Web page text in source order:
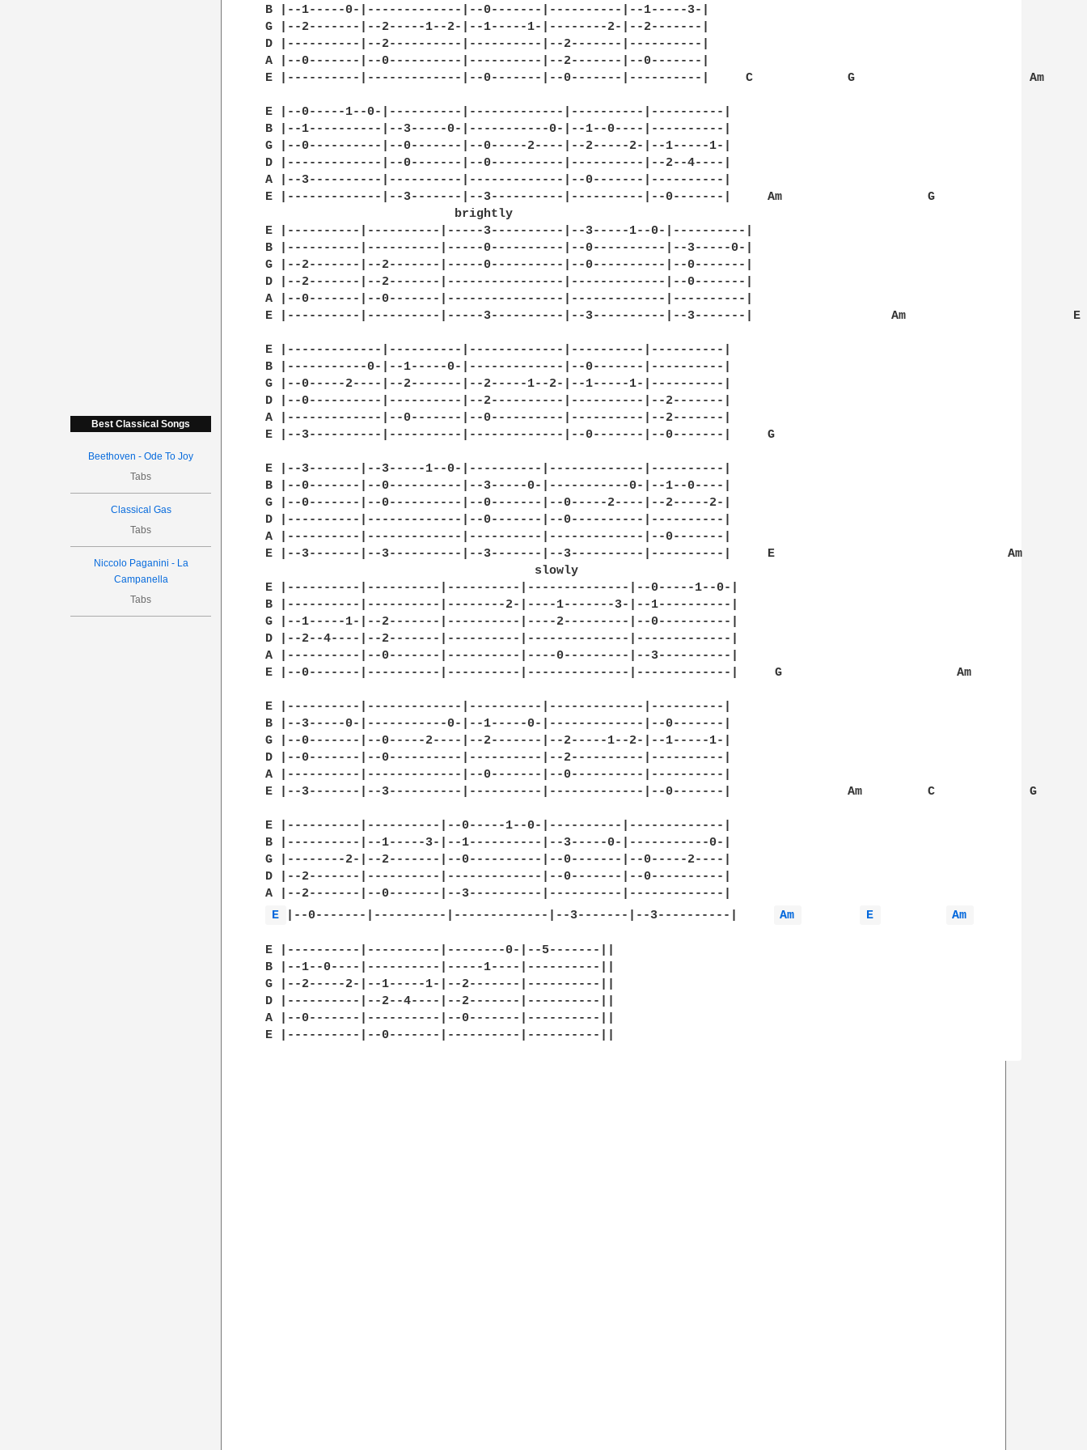
Best Classical Songs
Beethoven - Ode To Joy
Tabs
Classical Gas
Tabs
Niccolo Paganini - La
Campanella
Tabs
B |--1-----0-|-------------|--0-------|----------|--1-----3-|
G |--2-------|--2-----1--2-|--1-----1-|--------2-|--2-------|
D |----------|--2----------|----------|--2-------|----------|
A |--0-------|--0----------|----------|--2-------|--0-------|
E |----------|-------------|--0-------|--0-------|----------|     C             G                        Am
E |--0-----1--0-|----------|-------------|----------|----------|
B |--1----------|--3-----0-|-----------0-|--1--0----|----------|
G |--0----------|--0-------|--0-----2----|--2-----2-|--1-----1-|
D |-------------|--0-------|--0----------|----------|--2--4----|
A |--3----------|----------|-------------|--0-------|----------|
E |-------------|--3-------|--3----------|----------|--0-------|     Am                    G
                           brightly
E |----------|----------|-----3----------|--3-----1--0-|----------|
B |----------|----------|-----0----------|--0----------|--3-----0-|
G |--2-------|--2-------|-----0----------|--0----------|--0-------|
D |--2-------|--2-------|----------------|-------------|--0-------|
A |--0-------|--0-------|----------------|-------------|----------|
E |----------|----------|-----3----------|--3----------|--3-------|                   Am                       E
E |-------------|----------|-------------|----------|----------|
B |-----------0-|--1-----0-|-------------|--0-------|----------|
G |--0-----2----|--2-------|--2-----1--2-|--1-----1-|----------|
D |--0----------|----------|--2----------|----------|--2-------|
A |-------------|--0-------|--0----------|----------|--2-------|
E |--3----------|----------|-------------|--0-------|--0-------|     G
E |--3-------|--3-----1--0-|----------|-------------|----------|
B |--0-------|--0----------|--3-----0-|-----------0-|--1--0----|
G |--0-------|--0----------|--0-------|--0-----2----|--2-----2-|
D |----------|-------------|--0-------|--0----------|----------|
A |----------|-------------|----------|-------------|--0-------|
E |--3-------|--3----------|--3-------|--3----------|----------|     E                                Am
                                      slowly
E |----------|----------|----------|--------------|--0-----1--0-|
B |----------|----------|--------2-|----1-------3-|--1----------|
G |--1-----1-|--2-------|----------|----2---------|--0----------|
D |--2--4----|--2-------|----------|--------------|-------------|
A |----------|--0-------|----------|----0---------|--3----------|
E |--0-------|----------|----------|--------------|-------------|     G                        Am
E |----------|-------------|----------|-------------|----------|
B |--3-----0-|-----------0-|--1-----0-|-------------|--0-------|
G |--0-------|--0-----2----|--2-------|--2-----1--2-|--1-----1-|
D |--0-------|--0----------|----------|--2----------|----------|
A |----------|-------------|--0-------|--0----------|----------|
E |--3-------|--3----------|----------|-------------|--0-------|                Am         C             G
E |----------|----------|--0-----1--0-|----------|-------------|
B |----------|--1-----3-|--1----------|--3-----0-|-----------0-|
G |--------2-|--2-------|--0----------|--0-------|--0-----2----|
D |--2-------|----------|-------------|--0-------|--0----------|
A |--2-------|--0-------|--3----------|----------|-------------|
E
|--0-------|----------|-------------|--3-------|--3----------| Am E Am
E |----------|----------|--------0-|--5-------||
B |--1--0----|----------|-----1----|----------||
G |--2-----2-|--1-----1-|--2-------|----------||
D |----------|--2--4----|--2-------|----------||
A |--0-------|----------|--0-------|----------||
E |----------|--0-------|----------|----------||